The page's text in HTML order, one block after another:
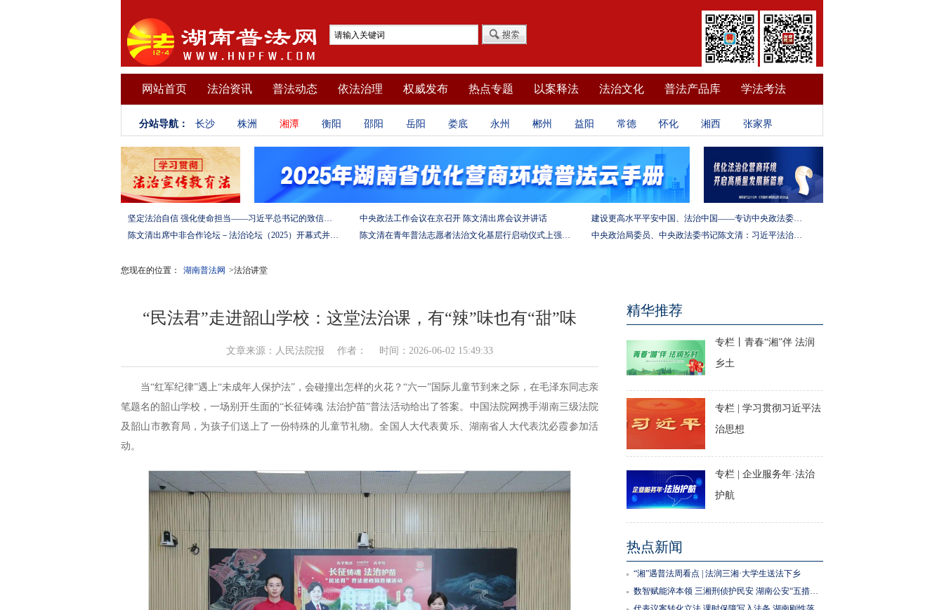
网站首页 法治资讯 普法动态 依法治理 权威发布 热点专题 以案释法 法治文化 普法产品库 学法考法
分站导航： 长沙 株洲 湘潭 衡阳 邵阳 岳阳 娄底 永州 郴州 益阳 常德 怀化 湘西 张家界
坚定法治自信 强化使命担当——习近平总书记的致信激励法学法律工作者投身全面依法治国伟大实践 中央政法工作会议在京召开 陈文清出席会议并讲话
建设更高水平平安中国、法治中国——专访中央政法委秘书长訚柏
陈文清出席中非合作论坛－法治论坛（2025）开幕式并在湖南调研
陈文清在青年普法志愿者法治文化基层行启动仪式上强调 以学习宣传习近平法治思想引领普法工作 中央政治局委员、中央政法委书记陈文清：习近平法治思想是全面依法治国的根本遵循和行动指南
您现在的位置： 湖南普法网 >法治讲堂
“民法君”走进韶山学校：这堂法治课，有“辣”味也有“甜”味
文章来源：人民法院报 作者： 时间：2026-06-02 15:49:33
当“红军纪律”遇上“未成年人保护法”，会碰撞出怎样的火花？“六一”国际儿童节到来之际，在毛泽东同志亲
笔题名的韶山学校，一场别开生面的“长征铸魂 法治护苗”普法活动给出了答案。中国法院网携手湖南三级法院
及韶山市教育局，为孩子们送上了一份特殊的儿童节礼物。全国人大代表黄乐、湖南省人大代表沈必霞参加活
动。
精华推荐
专栏丨青春“湘”伴 法润
乡土
专栏 | 学习贯彻习近平法
治思想
专栏 | 企业服务年·法治
护航
热点新闻
“湘”遇普法周看点 | 法润三湘·大学生送法下乡
数智赋能淬本领 三湘刑侦护民安 湖南公安“五措并举”推进执法规范化建设